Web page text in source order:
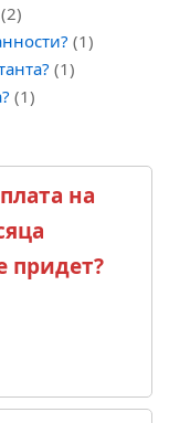
(2)
(1)
(1)
(1)
на
придет?